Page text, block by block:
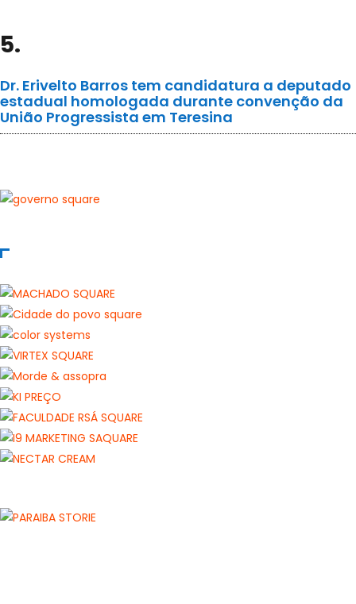
5.
Dr. Erivelto Barros tem candidatura a deputado
estadual homologada durante convenção da
União Progressista em Teresina